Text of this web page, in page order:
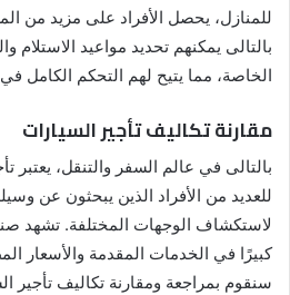
للمنازل، يحصل الأفراد على مزيد من
بالتالى يمكنهم تحديد مواعيد الاستلام
الخاصة، مما يتيح لهم التحكم الكامل
مقارنة تكاليف تأجير السيارات
بالتالى في عالم السفر والتنقل، يعتبر
للعديد من الأفراد الذين يبحثون عن
لاستكشاف الوجهات المختلفة. تشهد
كبيرًا في الخدمات المقدمة والأسعار
سنقوم بمراجعة ومقارنة تكاليف تأجير